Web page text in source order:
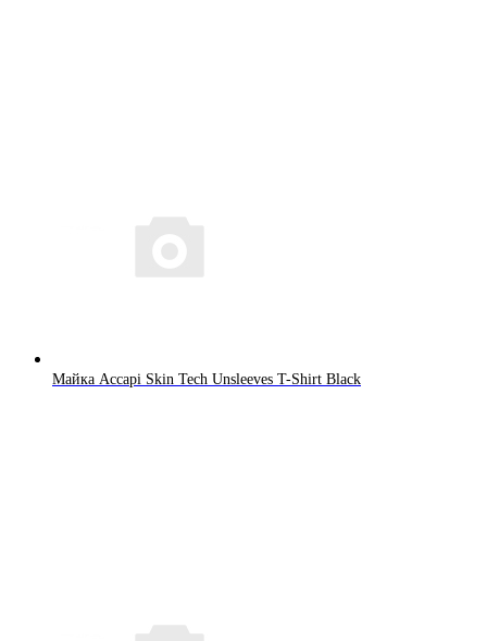
Майка Accapi Skin Tech Unsleeves T-Shirt Black